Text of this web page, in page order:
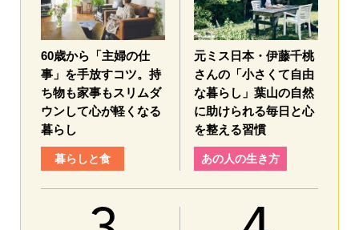
60歳から「主婦の仕
事」を手放すコツ。持
ち物も家事もスリムダ
ウンして心が軽くなる
暮らし
暮らしと食
元ミス日本・伊藤千桃
さんの「小さくて自由
な暮らし」葉山の自然
に助けられる毎日と心
を整える習慣
あの人の生き方